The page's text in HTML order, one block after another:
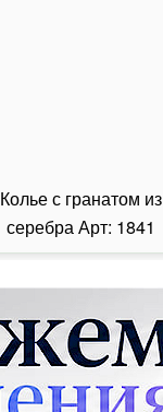
Колье с гранатом из
серебра Арт: 1841